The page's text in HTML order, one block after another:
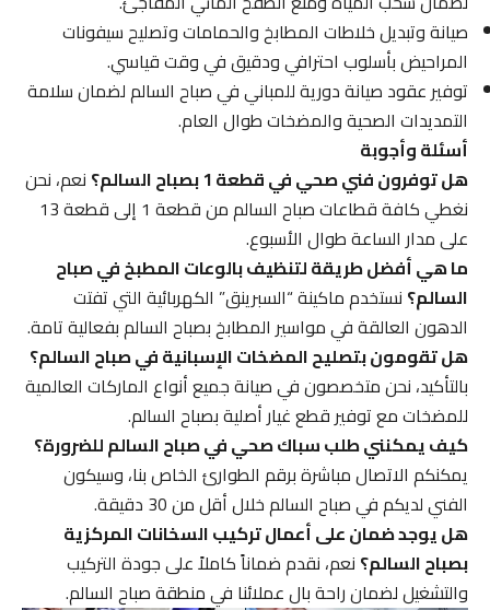
صيانة وتبديل خلاطات المطابخ والحمامات وتصليح سيفونات
المراحيض بأسلوب احترافي ودقيق في وقت قياسي.
توفير عقود صيانة دورية للمباني في صباح السالم لضمان سلامة
التمديدات الصحية والمضخات طوال العام.
أسئلة وأجوبة
هل توفرون فني صحي في قطعة 1 بصباح السالم؟
نعم، نحن
نغطي كافة قطاعات صباح السالم من قطعة 1 إلى قطعة 13
على مدار الساعة طوال الأسبوع.
ما هي أفضل طريقة لتنظيف بالوعات المطبخ في صباح
السالم؟نستخدم ماكينة “السبرينق” الكهربائية التي تفتت
الدهون العالقة في مواسير المطابخ بصباح السالم بفعالية تامة.
هل تقومون بتصليح المضخات الإسبانية في صباح السالم؟
بالتأكيد، نحن متخصصون في صيانة جميع أنواع الماركات العالمية
للمضخات مع توفير قطع غيار أصلية بصباح السالم.
كيف يمكنني طلب سباك صحي في صباح السالم للضرورة؟
يمكنكم الاتصال مباشرة برقم الطوارئ الخاص بنا، وسيكون
الفني لديكم في صباح السالم خلال أقل من 30 دقيقة.
هل يوجد ضمان على أعمال تركيب السخانات المركزية
بصباح السالم؟نعم، نقدم ضماناً كاملاً على جودة التركيب
والتشغيل لضمان راحة بال عملائنا في منطقة صباح السالم.